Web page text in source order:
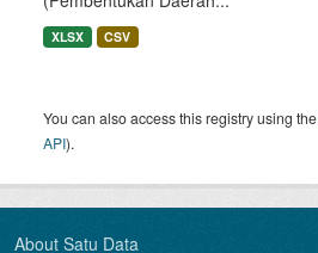
XLSX CSV
You can also access this registry using the
API).
About Satu Data